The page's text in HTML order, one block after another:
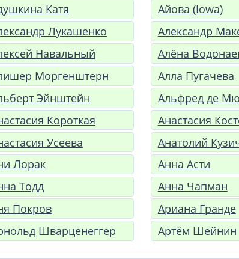
Катя Айова (Iowa)
Лукашенко Александр
Навальный Алёна
Моргенштерн Алла Пугачева
Эйнштейн Альфред де
Короткая Анастасия
Усеева Анатолий
Лорак Анна Асти
Тодд Анна Чапман
Покров Ариана Гранде
Шварценеггер Артём Шейнин